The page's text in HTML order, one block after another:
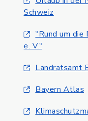
Schweiz
"Rund um die
e. V."
Landratsamt
Bayern Atlas